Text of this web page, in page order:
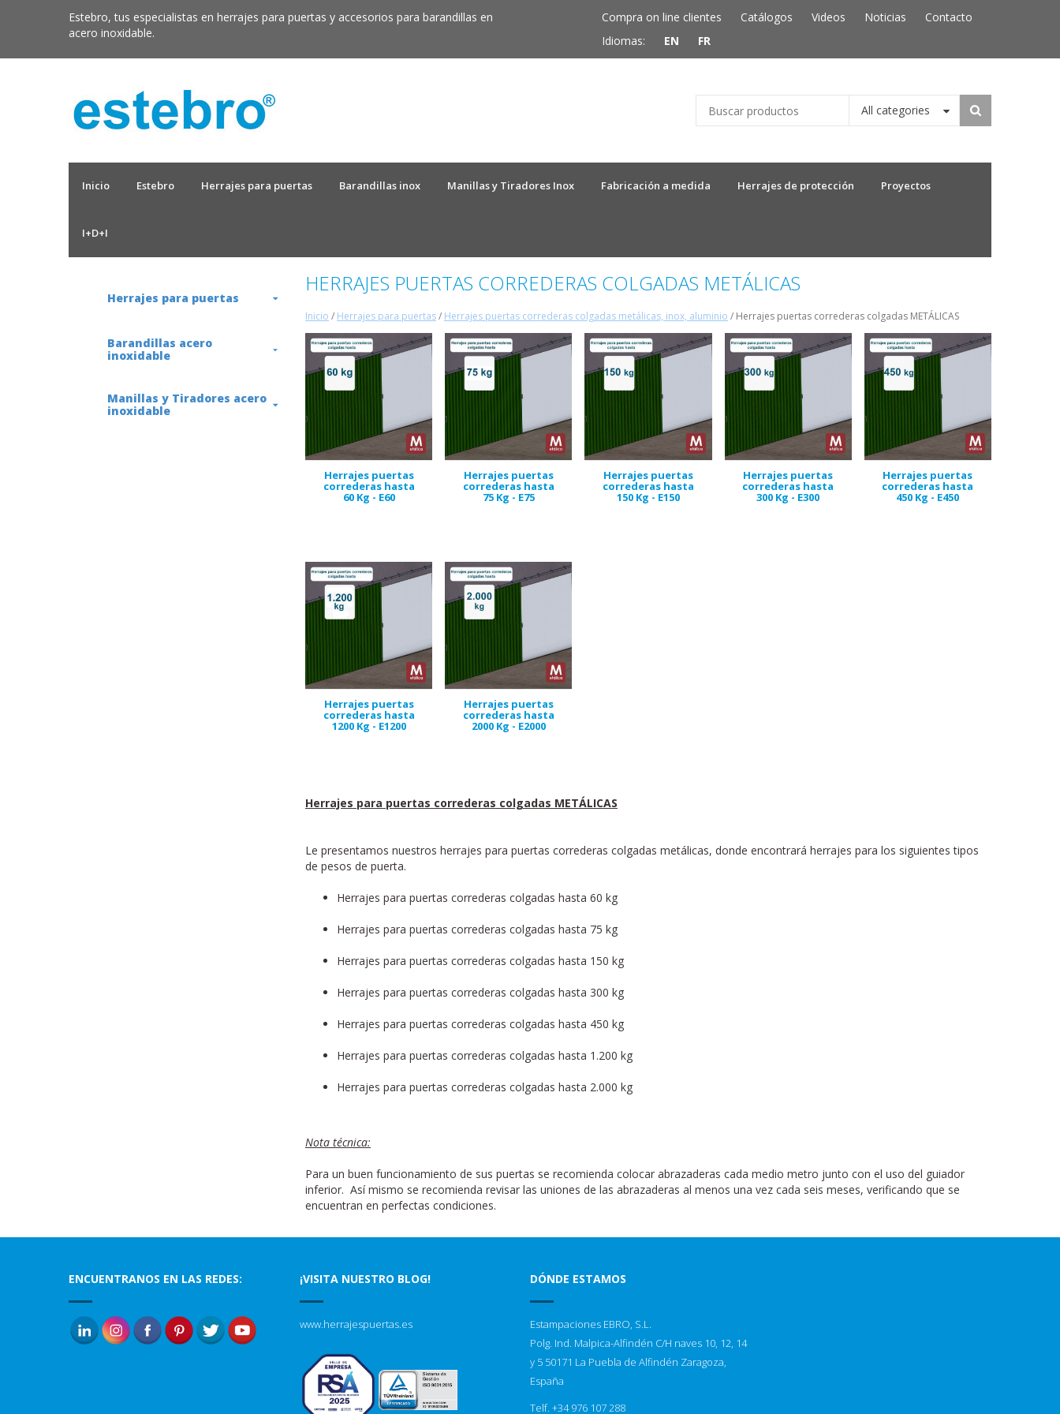
Estebro, tus especialistas en herrajes para puertas y accesorios para barandillas en
acero inoxidable.
Compra on line clientes Catálogos Videos Noticias
Contacto
Idiomas:
EN FR
All categories
Inicio Estebro Herrajes para puertas Barandillas inox Manillas y Tiradores Inox Fabricación a medida Herrajes de protección Proyectos
I+D+I
Herrajes para puertas
Barandillas acero
inoxidable
Manillas y Tiradores acero
inoxidable
HERRAJES PUERTAS CORREDERAS COLGADAS METÁLICAS
Inicio / Herrajes para puertas/ Herrajes puertas correderas colgadas metálicas, inox, aluminio / Herrajes puertas correderas colgadas METÁLICAS
Herrajes puertas
correderas hasta
60 Kg - E60
Herrajes puertas
correderas hasta
75 Kg - E75
Herrajes puertas
correderas hasta
150 Kg - E150
Herrajes puertas
correderas hasta
300 Kg - E300
Herrajes puertas
correderas hasta
450 Kg - E450
Herrajes puertas
correderas hasta
1200 Kg - E1200
Herrajes puertas
correderas hasta
2000 Kg - E2000
Herrajes para puertas correderas colgadas METÁLICAS
Le presentamos nuestros herrajes para puertas correderas colgadas metálicas, donde encontrará herrajes para los siguientes tipos
de pesos de puerta.
Herrajes para puertas correderas colgadas hasta 60 kg
Herrajes para puertas correderas colgadas hasta 75 kg
Herrajes para puertas correderas colgadas hasta 150 kg
Herrajes para puertas correderas colgadas hasta 300 kg
Herrajes para puertas correderas colgadas hasta 450 kg
Herrajes para puertas correderas colgadas hasta 1.200 kg
Herrajes para puertas correderas colgadas hasta 2.000 kg
Nota técnica:
Para un buen funcionamiento de sus puertas se recomienda colocar abrazaderas cada medio metro junto con el uso del guiador
inferior. Así mismo se recomienda revisar las uniones de las abrazaderas al menos una vez cada seis meses, verificando que se
encuentran en perfectas condiciones.
ENCUENTRANOS EN LAS REDES: ¡VISITA NUESTRO BLOG!
www.herrajespuertas.es
DÓNDE ESTAMOS
Estampaciones EBRO, S.L.
Polg. Ind. Malpica-Alfindén C/H naves 10, 12, 14
y 5 50171 La Puebla de Alfindén Zaragoza,
España
Telf. +34 976 107 288